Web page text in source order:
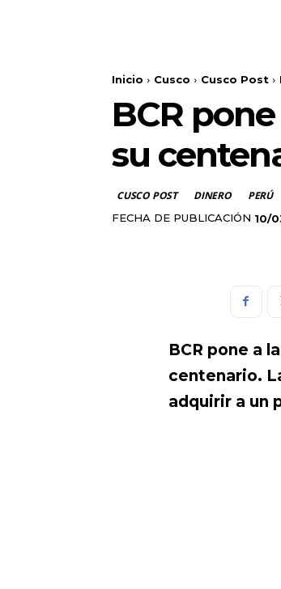
Inicio Cusco Cusco Post
BCR
su
CUSCO POST DINERO PERÚ
FECHA DE PUBLICACIÓN 10/
BCR pone a
centenario.
adquirir a un